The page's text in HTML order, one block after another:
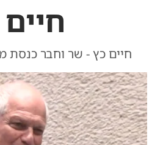
חיים כץ - שר וחבר כנסת